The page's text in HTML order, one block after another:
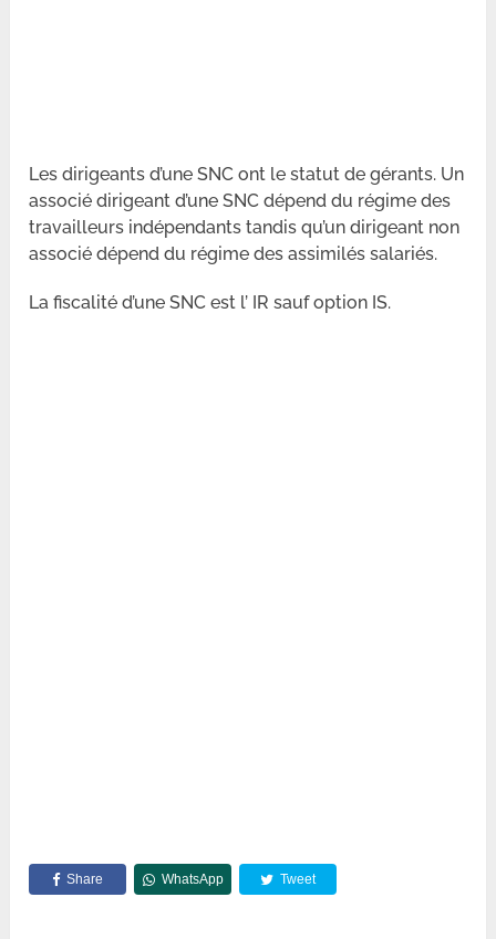
Les dirigeants d’une SNC ont le statut de gérants. Un
associé dirigeant d’une SNC dépend du régime des
travailleurs indépendants tandis qu’un dirigeant non
associé dépend du régime des assimilés salariés.
La fiscalité d’une SNC est l’ IR sauf option IS.
Share WhatsApp Tweet